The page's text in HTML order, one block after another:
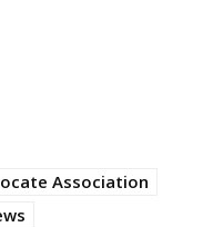
Association